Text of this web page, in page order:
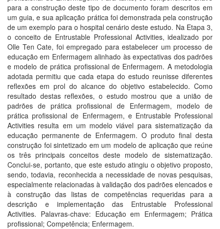
para a construção deste tipo de documento foram descritos em
um guia, e sua aplicação prática foi demonstrada pela construção
de um exemplo para o hospital cenário deste estudo. Na Etapa 3,
o conceito de Entrustable Professional Activities, idealizado por
Olle Ten Cate, foi empregado para estabelecer um processo de
educação em Enfermagem alinhado às expectativas dos padrões
e modelo de prática profissional de Enfermagem. A metodologia
adotada permitiu que cada etapa do estudo reunisse diferentes
reflexões em prol do alcance do objetivo estabelecido. Como
resultado destas reflexões, o estudo mostrou que a união de
padrões de prática profissional de Enfermagem, modelo de
prática profissional de Enfermagem, e Entrustable Professional
Activities resulta em um modelo viável para sistematização da
educação permanente de Enfermagem. O produto final desta
construção foi sintetizado em um modelo de aplicação que reúne
os três principais conceitos deste modelo de sistematização.
Conclui-se, portanto, que este estudo atingiu o objetivo proposto,
sendo, todavia, reconhecida a necessidade de novas pesquisas,
especialmente relacionadas à validação dos padrões elencados e
à construção das listas de competências requeridas para a
descrição e implementação das Entrustable Professional
Activities. Palavras-chave: Educação em Enfermagem; Prática
profissional; Competência; Enfermagem.